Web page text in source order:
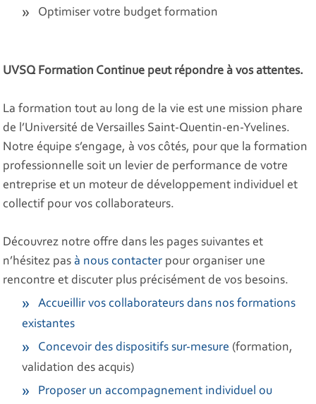
Optimiser votre budget formation
UVSQ Formation Continue peut répondre à vos attentes.
La formation tout au long de la vie est une mission phare
de l’Université de Versailles Saint-Quentin-en-Yvelines.
Notre équipe s’engage, à vos côtés, pour que la formation
professionnelle soit un levier de performance de votre
entreprise et un moteur de développement individuel et
collectif pour vos collaborateurs.
Découvrez notre offre dans les pages suivantes et
n’hésitez pasà nous contacter pour organiser une
rencontre et discuter plus précisément de vos besoins.
Accueillir vos collaborateurs dans nos formations
existantes
Concevoir des dispositifs sur-mesure (formation,
validation des acquis)
Proposer un accompagnement individuel ou